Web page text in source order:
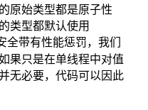
原始类型都是原子性
类型都默认使用
全带有性能惩罚，我们
果只是在单线程中对值
无必要，代码可以因此